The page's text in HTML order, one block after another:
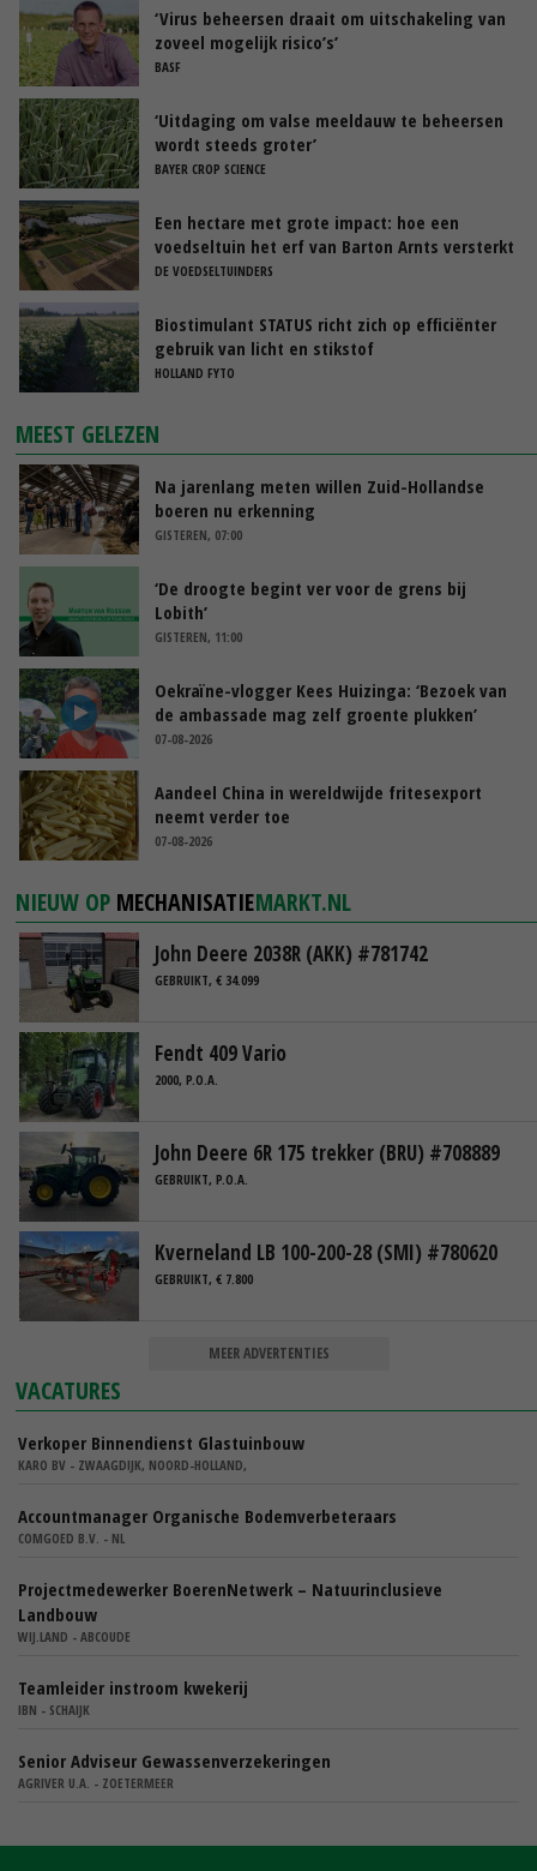
‘Virus beheersen draait om uitschakeling van
zoveel mogelijk risico’s’
BASF
‘Uitdaging om valse meeldauw te beheersen
wordt steeds groter’
BAYER CROP SCIENCE
Een hectare met grote impact: hoe een
voedseltuin het erf van Barton Arnts versterkt
DE VOEDSELTUINDERS
Biostimulant STATUS richt zich op efficiënter
gebruik van licht en stikstof
HOLLAND FYTO
MEEST GELEZEN
Na jarenlang meten willen Zuid-Hollandse
boeren nu erkenning
GISTEREN, 07:00
‘De droogte begint ver voor de grens bij
Lobith’
GISTEREN, 11:00
Oekraïne-vlogger Kees Huizinga: ‘Bezoek van
de ambassade mag zelf groente plukken’
07-08-2026
Aandeel China in wereldwijde fritesexport
neemt verder toe
07-08-2026
NIEUW OP MECHANISATIEMARKT.NL
John Deere 2038R (AKK) #781742
GEBRUIKT, € 34.099
Fendt 409 Vario
2000, P.O.A.
John Deere 6R 175 trekker (BRU) #708889
GEBRUIKT, P.O.A.
Kverneland LB 100-200-28 (SMI) #780620
GEBRUIKT, € 7.800
MEER ADVERTENTIES
VACATURES
Verkoper Binnendienst Glastuinbouw
KARO BV - ZWAAGDIJK, NOORD-HOLLAND,
Accountmanager Organische Bodemverbeteraars
COMGOED B.V. - NL
Projectmedewerker BoerenNetwerk – Natuurinclusieve
Landbouw
WIJ.LAND - ABCOUDE
Teamleider instroom kwekerij
IBN - SCHAIJK
Senior Adviseur Gewassenverzekeringen
AGRIVER U.A. - ZOETERMEER